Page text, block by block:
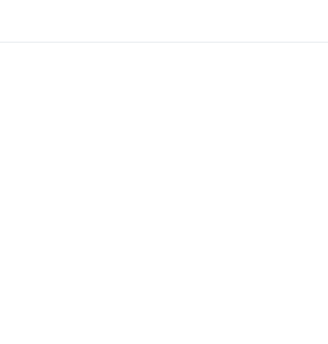
للجدل فى مغاغة
مجدى يعقوب عليه بالاجتهاد
واقتصاد الانتباه إرادتنا؟